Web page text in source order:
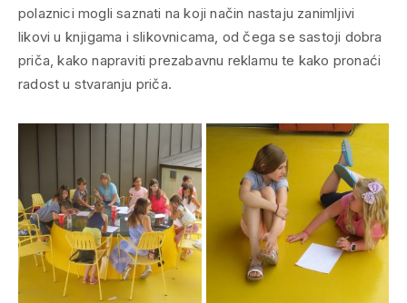
polaznici mogli saznati na koji način nastaju zanimljivi
likovi u knjigama i slikovnicama, od čega se sastoji dobra
priča, kako napraviti prezabavnu reklamu te kako pronaći
radost u stvaranju priča.